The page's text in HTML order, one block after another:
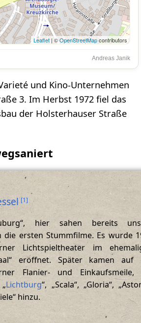
Leaflet | ©OpenStreetMapcontributors
Andreas Janik
und Kino-Unternehmen
3. Im Herbst 1972 fiel das
der Holsterhauser Straße
[1]
hier sahen bereits
die ersten Stummfilme. Es wurde
Lichtspieltheater im
eröffnet. Später kamen auf
Flanier- und Einkaufsmeile,
Lichtburg“, „Scala“, „Gloria“,
hinzu.